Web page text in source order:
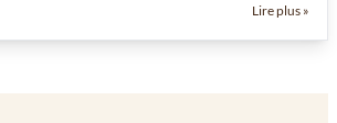
Lire plus »